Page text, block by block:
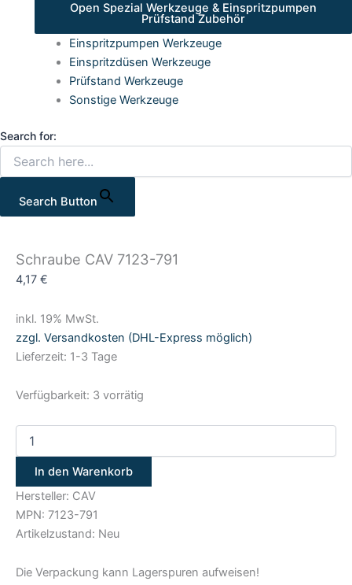
Open Spezial Werkzeuge & Einspritzpumpen
Prüfstand Zubehör
Einspritzpumpen Werkzeuge
Einspritzdüsen Werkzeuge
Prüfstand Werkzeuge
Sonstige Werkzeuge
Search for:
Search Button
Schraube CAV 7123-791
4,17 €
inkl. 19% MwSt.
zzgl. Versandkosten (DHL-Express möglich)
Lieferzeit: 1-3 Tage
Verfügbarkeit: 3 vorrätig
In den Warenkorb
Hersteller: CAV
MPN: 7123-791
Artikelzustand: Neu
Die Verpackung kann Lagerspuren aufweisen!